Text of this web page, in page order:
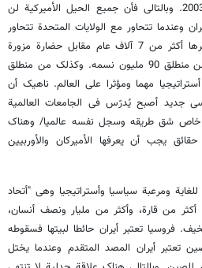
السیاسات الأمیرکیة إلا بعد عام 2003. وبالتالی فأن جمیع الحیل الأمیرکیة لن
وعندما تتحاور مع الولایات المتحدة تتحاور
معها من منطلق حضارة عریقة عمرها أکثر من 7 آلاف عام مقابل حضارة مزورة
عمرها أکثر من 250 عاما فقط. ومن منطلق 90 ملیون نسمه. وکذلک من منطلق
مهما ومؤثرا على العالم. ناهیک أن
جدید أصبح یُدرّس فی الجامعات العالمیة
شق طریقه وسجل نفسه عالمیا/ وهناک
یجب أن یعرفها الأمیرکان والأوربیین
ومرعبة سیاسیا وأستراتیجیا وهی "أتحاد
من قارة، وأکثر من ملیار ونصف أنسان،
فروسیا تعتبر أیران حائطا لبیتها فسقوطه
تعتبر أیران المصد المتقدم وعندما یختل